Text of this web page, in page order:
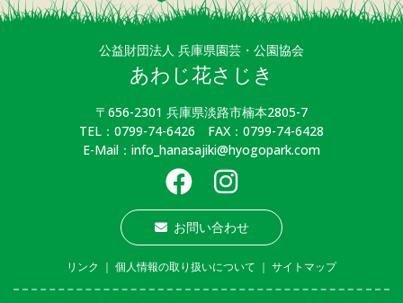
公益財団法人 兵庫県園芸・公園協会
あわじ花さじき
〒656-2301 兵庫県淡路市楠本2805-7
TEL：0799-74-6426 FAX：0799-74-6428
E-Mail：info_hanasajiki@hyogopark.com
お問い合わせ
リンク ｜ 個人情報の取り扱いについて ｜ サイトマップ